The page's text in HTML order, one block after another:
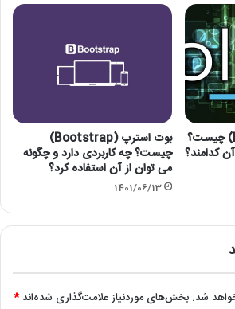
کنترل پنل پلسک (Plesk) چیست؟
کدامند؟
بوت استرپ (Bootstrap)
چیست؟ چه کاربردی دارد و چگونه
می توان از آن استفاده کرد؟
1401/06/13
شد. بخش‌های موردنیاز علامت‌گذاری شده‌اند*